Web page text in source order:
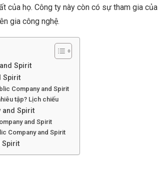
của họ. Công ty này còn có sự tham gia của
gia công nghệ.
Spirit
Spirit
Company and Spirit
tập? Lịch chiếu
and Spirit
and Spirit
Company and Spirit
Spirit